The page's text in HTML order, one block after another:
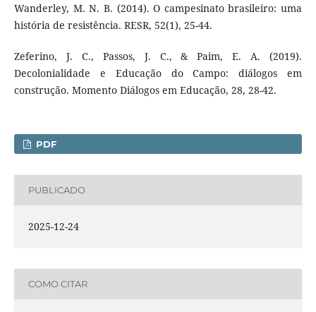
Wanderley, M. N. B. (2014). O campesinato brasileiro: uma
história de resistência. RESR, 52(1), 25-44.
Zeferino, J. C., Passos, J. C., & Paim, E. A. (2019).
Decolonialidade e Educação do Campo: diálogos em
construção. Momento Diálogos em Educação, 28, 28-42.
PDF
PUBLICADO
2025-12-24
COMO CITAR